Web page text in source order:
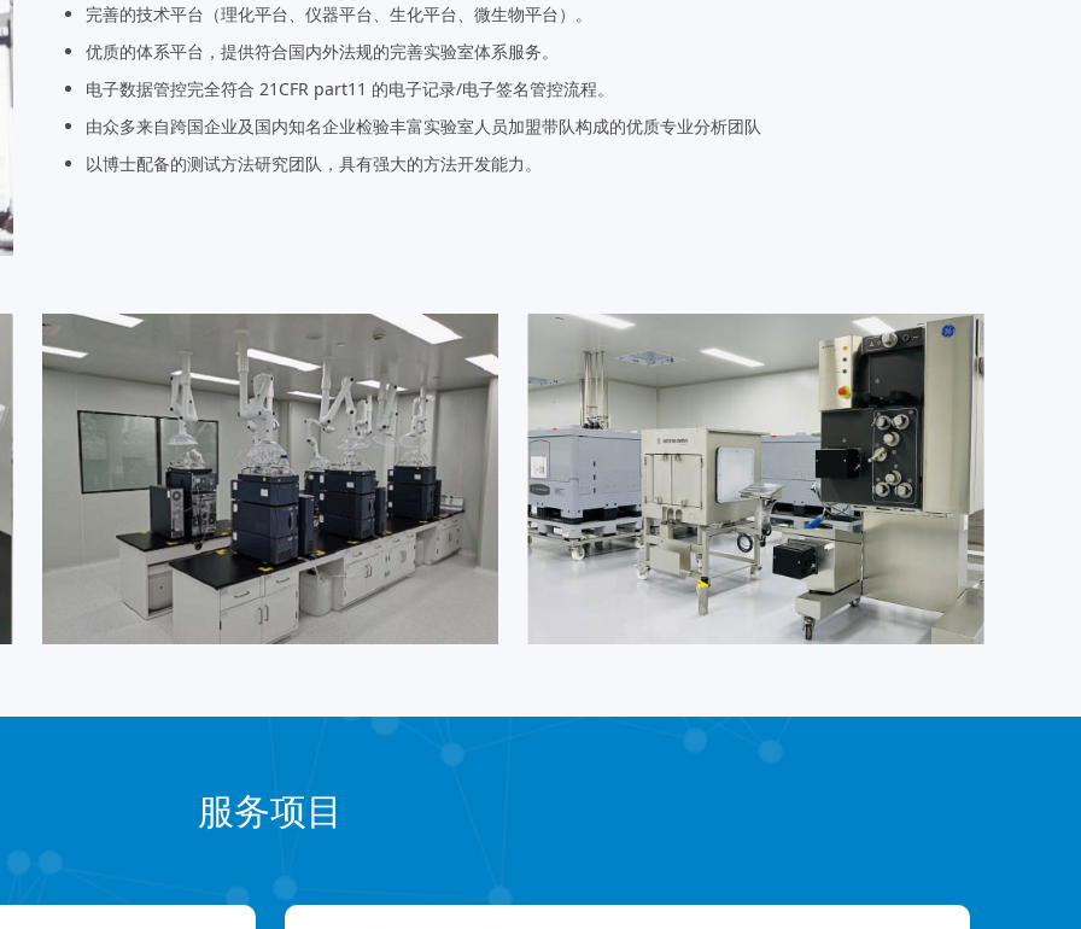
完善的技术平台（理化平台、仪器平台、生化平台、微生物平台）。
优质的体系平台，提供符合国内外法规的完善实验室体系服务。
电子数据管控完全符合 21CFR part11 的电子记录/电子签名管控流程。
由众多来自跨国企业及国内知名企业检验丰富实验室人员加盟带队构成的优质专业分析团队
以博士配备的测试方法研究团队，具有强大的方法开发能力。
服务项目